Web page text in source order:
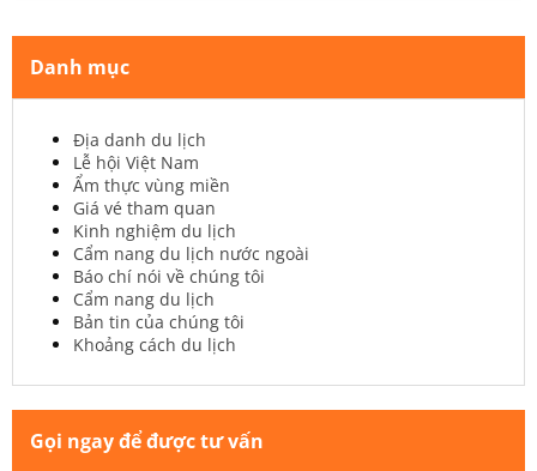
Danh mục
Địa danh du lịch
Lễ hội Việt Nam
Ẩm thực vùng miền
Giá vé tham quan
Kinh nghiệm du lịch
Cẩm nang du lịch nước ngoài
Báo chí nói về chúng tôi
Cẩm nang du lịch
Bản tin của chúng tôi
Khoảng cách du lịch
Gọi ngay để được tư vấn